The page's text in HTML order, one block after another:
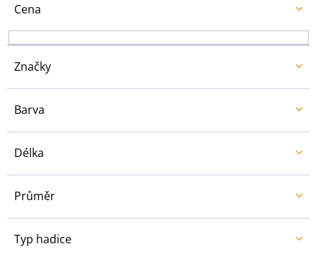
k
t
Cena
Značky
Barva
Délka
Průměr
Typ hadice